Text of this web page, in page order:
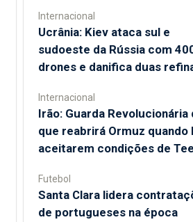
Internacional
Ucrânia: Kiev ataca sul e
sudoeste da Rússia com
drones e danifica duas
Internacional
Irão: Guarda Revolucionária
que reabrirá Ormuz quando
aceitarem condições de
Futebol
Santa Clara lidera
de portugueses na época